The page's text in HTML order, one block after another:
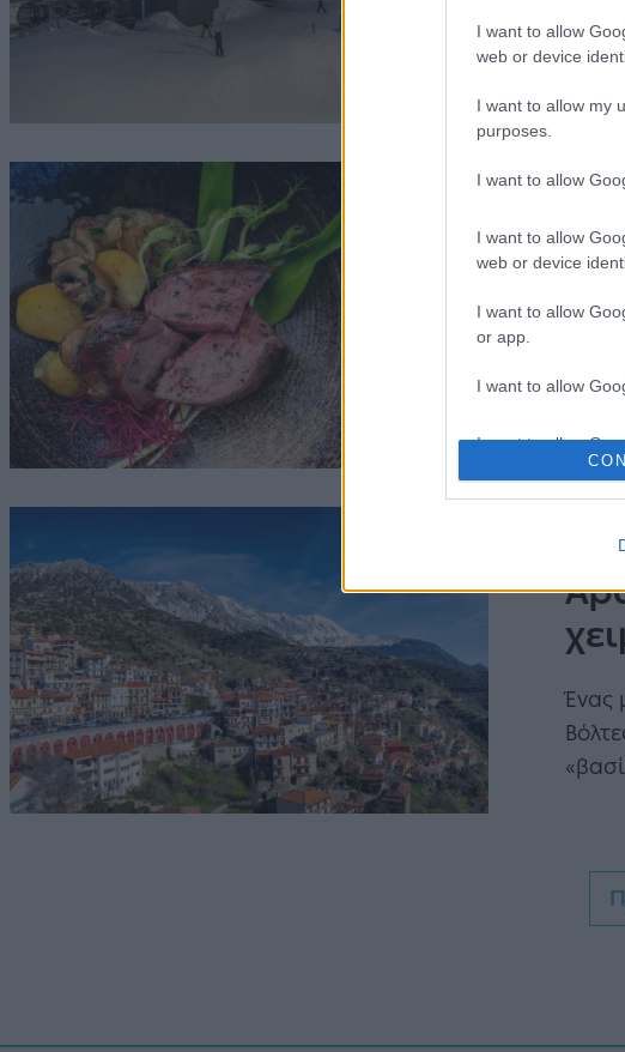
I want to allow
web or device
I want to allow my
purposes.
I want to allow
I want to allow
web or device
I want to allow
or app.
I want to allow
I want to allow
authentication
Το
στην
Ένας